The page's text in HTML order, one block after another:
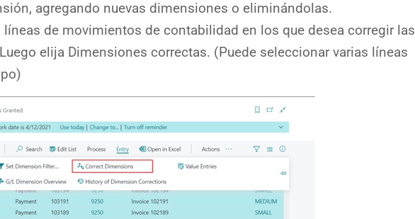
agregando nuevas dimensiones o eliminándolas.
líneas de movimientos de contabilidad en los que desea corregir las
elija Dimensiones correctas. (Puede seleccionar varias líneas